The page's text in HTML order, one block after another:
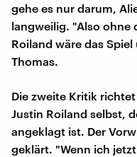
gehe es nur darum,
langweilig. "Also ohne
Roiland wäre das
Thomas.
Die zweite Kritik
Justin Roiland selbst,
angeklagt ist. Der
geklärt. "Wenn ich